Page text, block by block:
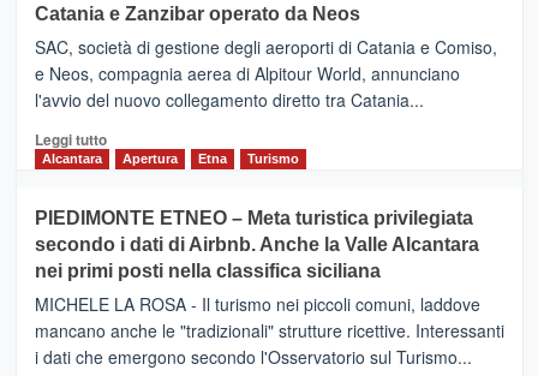
Catania e Zanzibar operato da Neos
SAC, società di gestione degli aeroporti di Catania e Comiso,
e Neos, compagnia aerea di Alpitour World, annunciano
l'avvio del nuovo collegamento diretto tra Catania...
Leggi tuttoLeggi
CATANIA
–
Inaugurato
il
collegamento
tra
Alcantara Apertura Etna Turismo
PIEDIMONTE ETNEO – Meta turistica privilegiata
secondo i dati di Airbnb. Anche la Valle Alcantara
nei primi posti nella classifica siciliana
MICHELE LA ROSA - Il turismo nei piccoli comuni, laddove
mancano anche le "tradizionali" strutture ricettive. Interessanti
i dati che emergono secondo l'Osservatorio sul Turismo...